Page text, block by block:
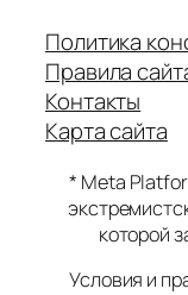
Политика
Правила
Контакты
Карта сайта
* Meta
которой
Условия и